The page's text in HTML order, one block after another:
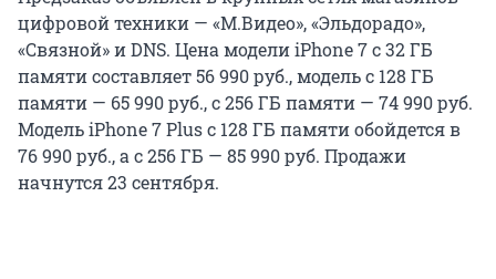
цифровой техники — «М.Видео», «Эльдорадо»,
«Связной» и DNS. Цена модели iPhone 7 с 32 ГБ
памяти составляет 56 990 руб., модель с 128 ГБ
памяти — 65 990 руб., с 256 ГБ памяти — 74 990 руб.
Модель iPhone 7 Plus с 128 ГБ памяти обойдется в
76 990 руб., а с 256 ГБ — 85 990 руб. Продажи
начнутся 23 сентября.